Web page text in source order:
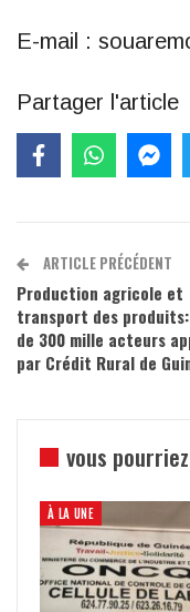
E-mail :
Partager l'article
ARTICLE PRÉCÉDENT
Production agricole et
transport des
de 300 mille acteurs
par Crédit Rural de
vous
À LA UNE